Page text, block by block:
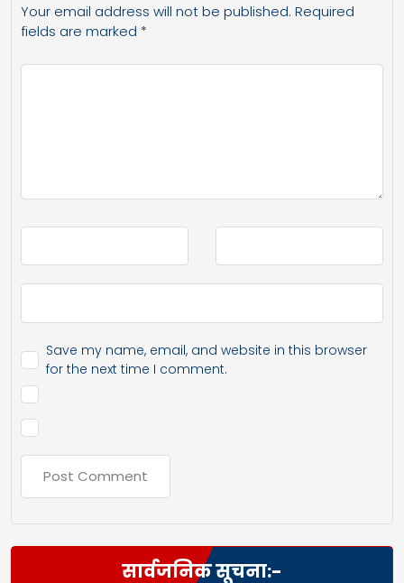
Your email address will not be published. Required
fields are marked *
Save my name, email, and website in this browser
for the next time I comment.
सार्वजनिक सूचना:-